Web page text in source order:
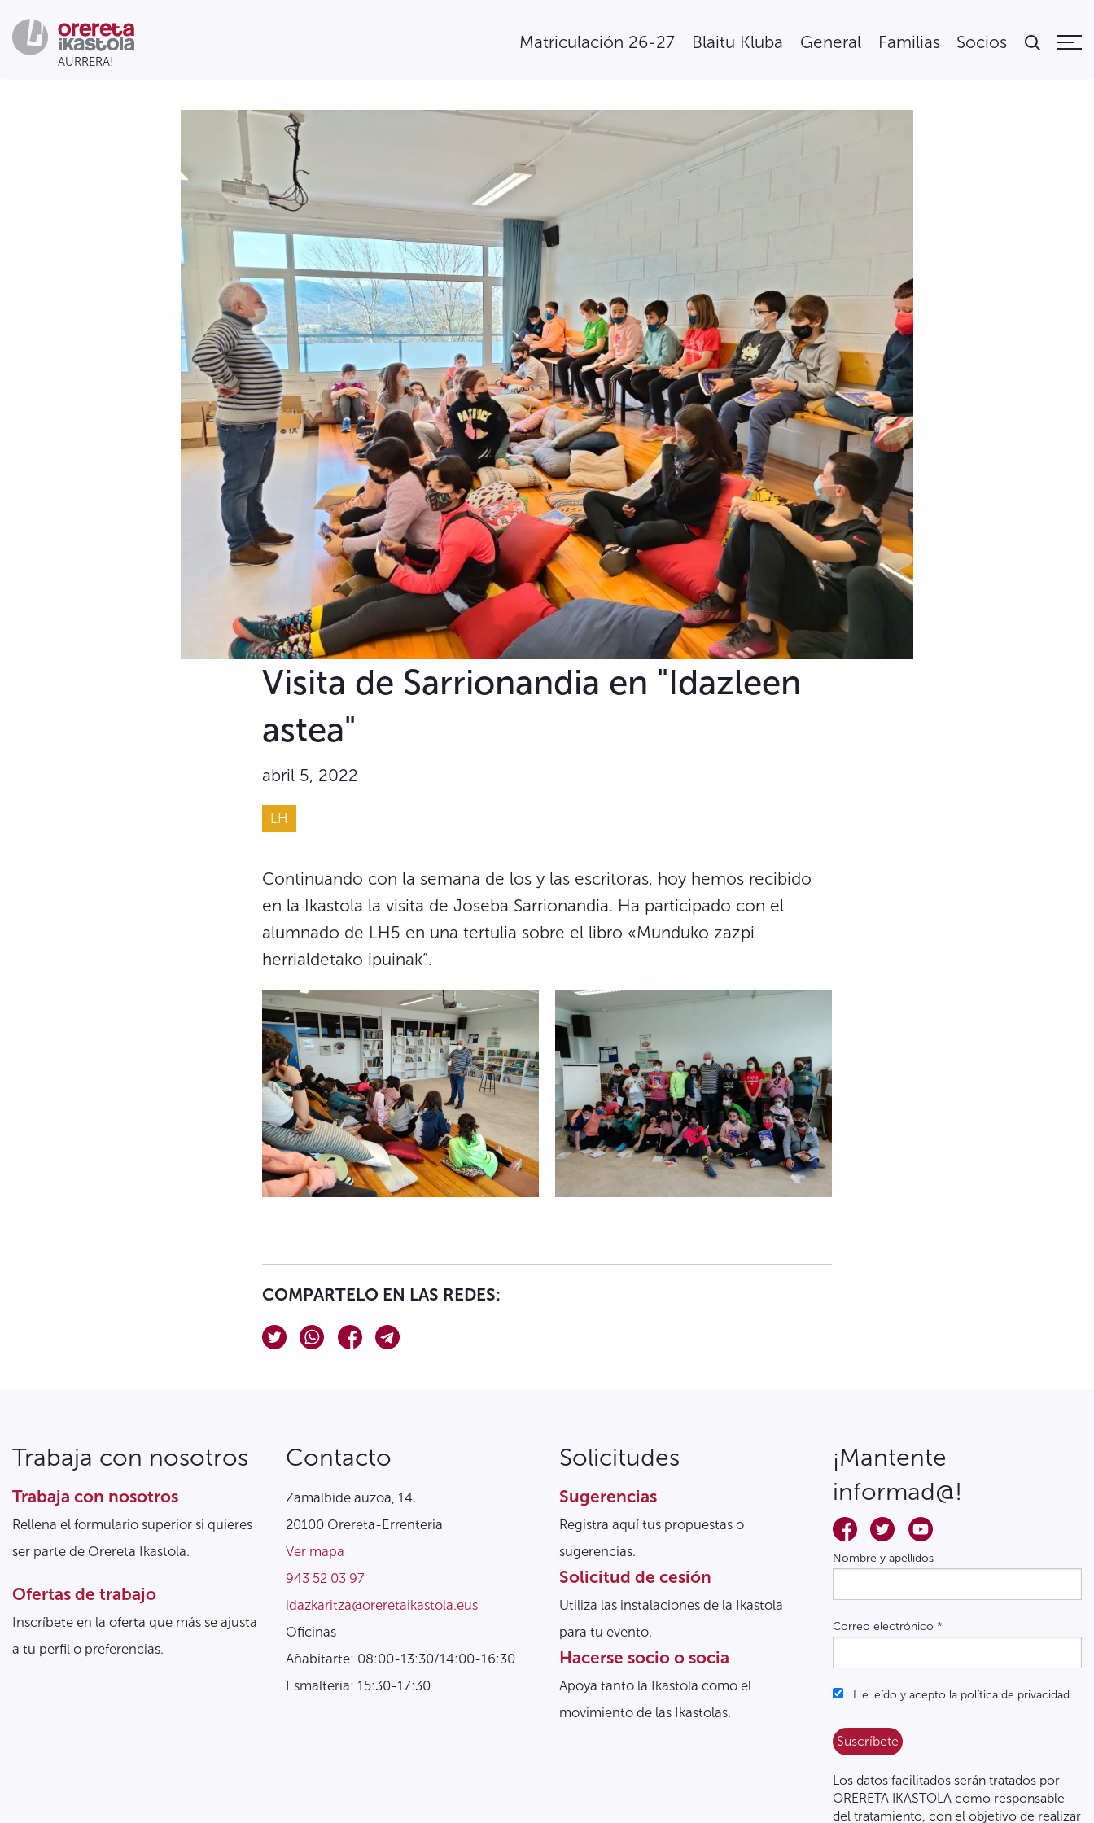
Matriculación 26-27 Blaitu Kluba General Familias Socios
Visita de Sarrionandia en "Idazleen
astea"
abril 5, 2022
LH
Continuando con la semana de los y las escritoras, hoy hemos recibido
en la Ikastola la visita de Joseba Sarrionandia. Ha participado con el
alumnado de LH5 en una tertulia sobre el libro «Munduko zazpi
herrialdetako ipuinak”.
COMPARTELO EN LAS REDES:
Trabaja con nosotros
Trabaja con nosotros
Rellena el formulario superior si quieres
ser parte de Orereta Ikastola.
Ofertas de trabajo
Inscríbete en la oferta que más se ajusta
a tu perfil o preferencias.
Contacto
Zamalbide auzoa, 14.
20100 Orereta-Errenteria
Ver mapa
943 52 03 97
idazkaritza@oreretaikastola.eus
Oficinas
Añabitarte: 08:00-13:30/14:00-16:30
Esmalteria: 15:30-17:30
Solicitudes
Sugerencias
Registra aquí tus propuestas o
sugerencias.
Solicitud de cesión
Utiliza las instalaciones de la Ikastola
para tu evento.
Hacerse socio o socia
Apoya tanto la Ikastola como el
movimiento de las Ikastolas.
¡Mantente
informad@!
Nombre y apellidos
Correo electrónico *
He leído y acepto la política de privacidad.
Los datos facilitados serán tratados por
ORERETA IKASTOLA como responsable
del tratamiento, con el objetivo de realizar